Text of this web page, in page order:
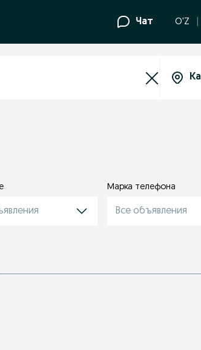
Чат O'Z
Марка телефона
Все объявления